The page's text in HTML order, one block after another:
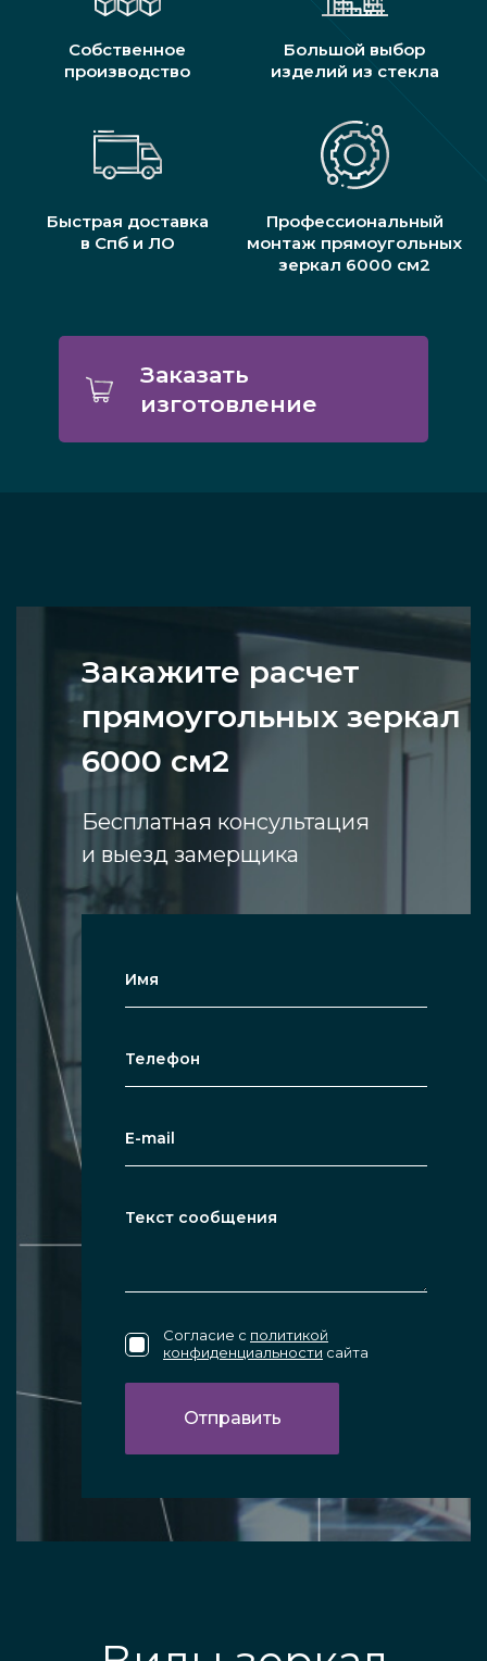
Собственное
производство
Большой выбор
изделий из стекла
Быстрая доставка
в Спб и ЛО
Профессиональный
монтаж прямоугольных
зеркал 6000 см2
Заказать
изготовление
Закажите расчет
прямоугольных зеркал
6000 см2
Бесплатная консультация
и выезд замерщика
Согласие с политикой
конфиденциальности сайта